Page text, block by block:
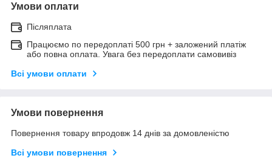
Умови оплати
Післяплата
Працюємо по передоплаті 500 грн + заложений платіж
або повна оплата. Увага без передоплати самовивіз
Всі умови оплати
Умови повернення
Повернення товару впродовж 14 днів за домовленістю
Всі умови повернення